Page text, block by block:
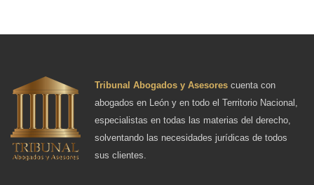
Tribunal Abogados y Asesores cuenta con
abogados en León y en todo el Territorio Nacional,
especialistas en todas las materias del derecho,
solventando las necesidades jurídicas de todos
sus clientes.